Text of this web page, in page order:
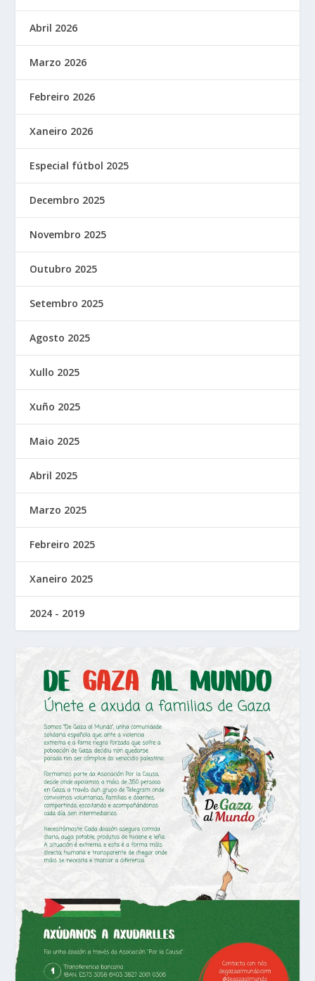
Abril 2026
Marzo 2026
Febreiro 2026
Xaneiro 2026
Especial fútbol 2025
Decembro 2025
Novembro 2025
Outubro 2025
Setembro 2025
Agosto 2025
Xullo 2025
Xuño 2025
Maio 2025
Abril 2025
Marzo 2025
Febreiro 2025
Xaneiro 2025
2024 - 2019